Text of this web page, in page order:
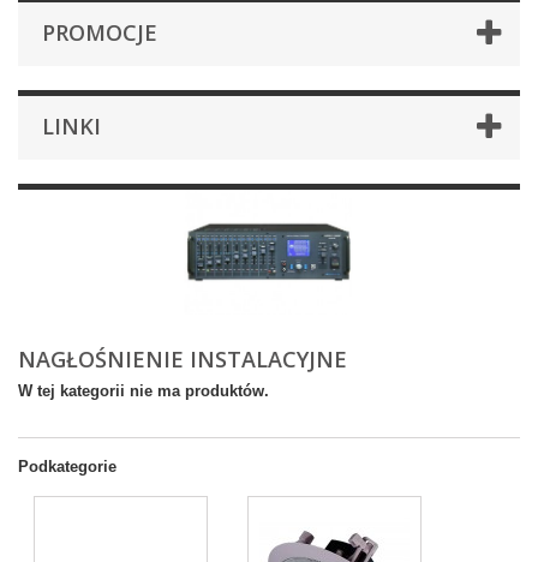
PROMOCJE
LINKI
NAGŁOŚNIENIE INSTALACYJNE
W tej kategorii nie ma produktów.
Podkategorie